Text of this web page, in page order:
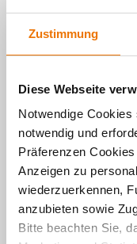
Zustimmung
Diese Webseite
Notwendige
notwendig und
Präferenzen
Anzeigen zu
wiederzuerkennen,
anzubieten sowie
Bitte beachten Sie,
die Sieger
23. 09. 2024 von
Wo sind die
nachhaltiges &
Construction